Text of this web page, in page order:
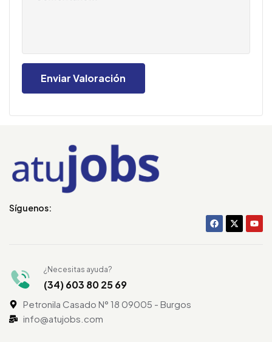
Síguenos:
¿Necesitas ayuda?
(34) 603 80 25 69
Petronila Casado N° 18 09005 - Burgos
info@atujobs.com